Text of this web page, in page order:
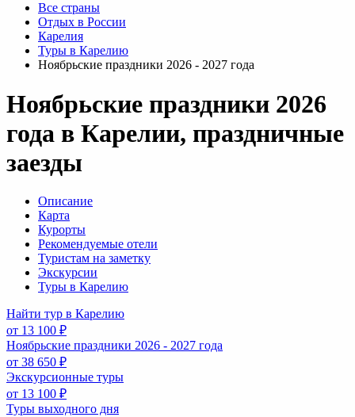
Все страны
Отдых в России
Карелия
Туры в Карелию
Ноябрьские праздники 2026 - 2027 года
Ноябрьские праздники 2026
года в Карелии, праздничные
заезды
Описание
Карта
Курорты
Рекомендуемые отели
Туристам на заметку
Экскурсии
Туры в Карелию
Найти тур в Карелию
от 13 100 ₽
Ноябрьские праздники 2026 - 2027 года
от 38 650 ₽
Экскурсионные туры
от 13 100 ₽
Туры выходного дня